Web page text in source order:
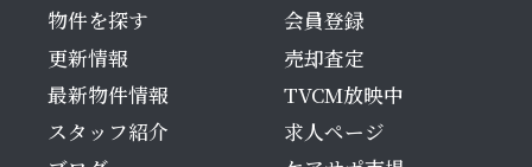
物件を探す
更新情報
最新物件情報
スタッフ紹介
会員登録
売却査定
TVCM放映中
求人ページ